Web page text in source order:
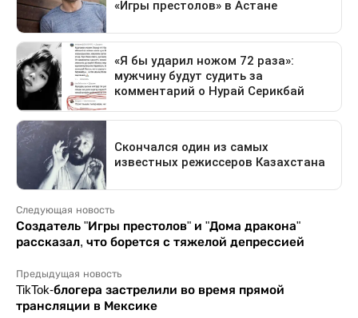
Следующая новость
Создатель "Игры престолов" и "Дома дракона"
рассказал, что борется с тяжелой депрессией
Предыдущая новость
TikTok-блогера застрелили во время прямой
трансляции в Мексике